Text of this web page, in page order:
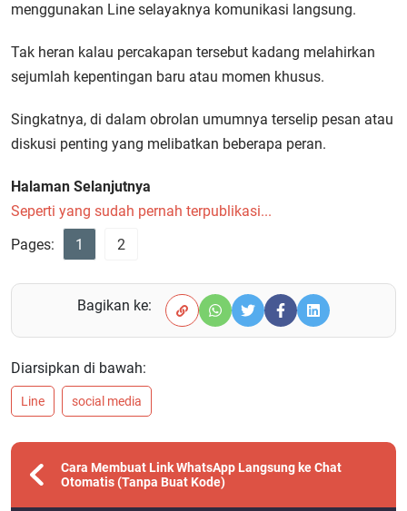
menggunakan Line selayaknya komunikasi langsung.
Tak heran kalau percakapan tersebut kadang melahirkan
sejumlah kepentingan baru atau momen khusus.
Singkatnya, di dalam obrolan umumnya terselip pesan atau
diskusi penting yang melibatkan beberapa peran.
Halaman Selanjutnya
Seperti yang sudah pernah terpublikasi...
Pages:
1 2
Bagikan ke:
Diarsipkan di bawah:
Line social media
Cara Membuat Link WhatsApp Langsung ke Chat
Otomatis (Tanpa Buat Kode)